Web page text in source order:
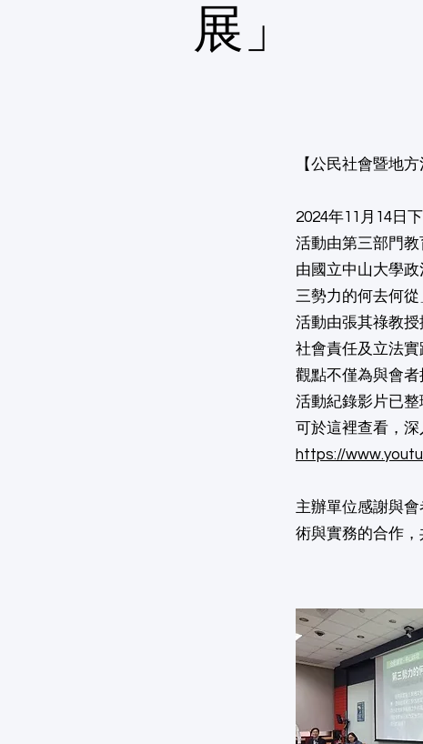
展」
【公民社會暨地
2024年11月14日
活動由第三部門
由國立中山大學
三勢力的何去何從
活動由張其祿教
社會責任及立法
觀點不僅為與會者
活動紀錄影片已
可於這裡查看，深
https://
主辦單位感謝與
術與實務的合作，